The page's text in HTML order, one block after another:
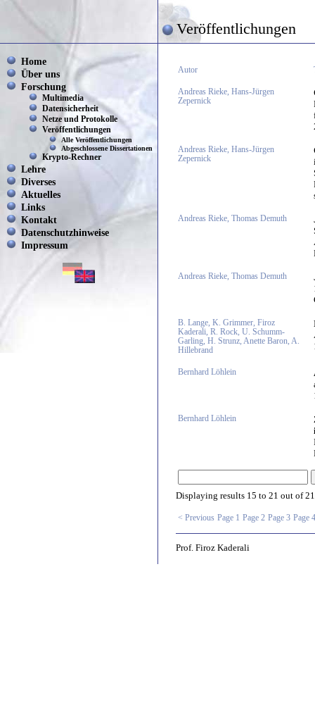
Veröffentlichungen
Home
Über uns
Forschung
Multimedia
Datensicherheit
Netze und Protokolle
Veröffentlichungen
Alle Veröffentlichungen
Abgeschlossene Dissertationen
Krypto-Rechner
Lehre
Diverses
Aktuelles
Links
Kontakt
Datenschutzhinweise
Impressum
Autor
Andreas Rieke, Hans-Jürgen
Zepernick
Andreas Rieke, Hans-Jürgen
Zepernick
Andreas Rieke, Thomas Demuth
Andreas Rieke, Thomas Demuth
B. Lange, K. Grimmer, Firoz
Kaderali, R. Rock, U. Schumm-
Garling, H. Strunz, Anette Baron, A.
Hillebrand
Bernhard Löhlein
Bernhard Löhlein
Displaying results 15 to 21 out of
< Previous Page 1 Page 2 Page 3 Page 4
Prof. Firoz Kaderali